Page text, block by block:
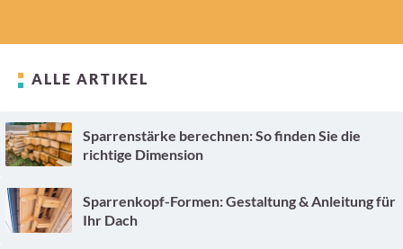
ALLE ARTIKEL
Sparrenstärke berechnen: So finden Sie die
richtige Dimension
Sparrenkopf-Formen: Gestaltung & Anleitung für
Ihr Dach